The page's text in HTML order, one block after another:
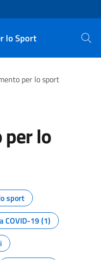
lo Sport Cerca
per lo sport
lo
pagina
sport
COVID-19 (1)